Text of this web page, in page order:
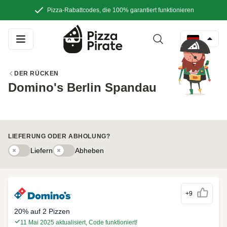
Pizza-Rabattcodes, die 100% garantiert funktionieren
DER RÜCKEN
Domino's Berlin Spandau
LIEFERUNG ODER ABHOLUNG?
LiefernLiefernAbhebenyAbheben
+9
20% auf 2 Pizzen
11 Mai 2025 aktualisiert, Code funktioniert!